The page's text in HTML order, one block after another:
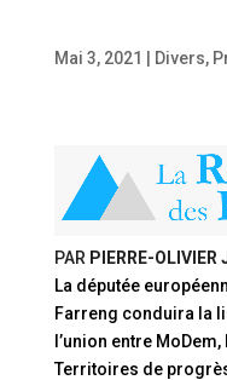
Mai 3, 2021 Divers,
PAR PIERRE-OLIVIER
La députée
Farreng conduira la
l’union entre
Territoires de